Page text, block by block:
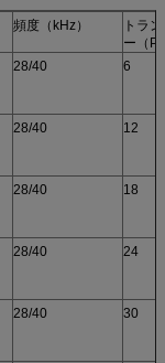
頻度（kHz）
トラ
ー（
28/40 6
28/40 12
28/40 18
28/40 24
28/40 30